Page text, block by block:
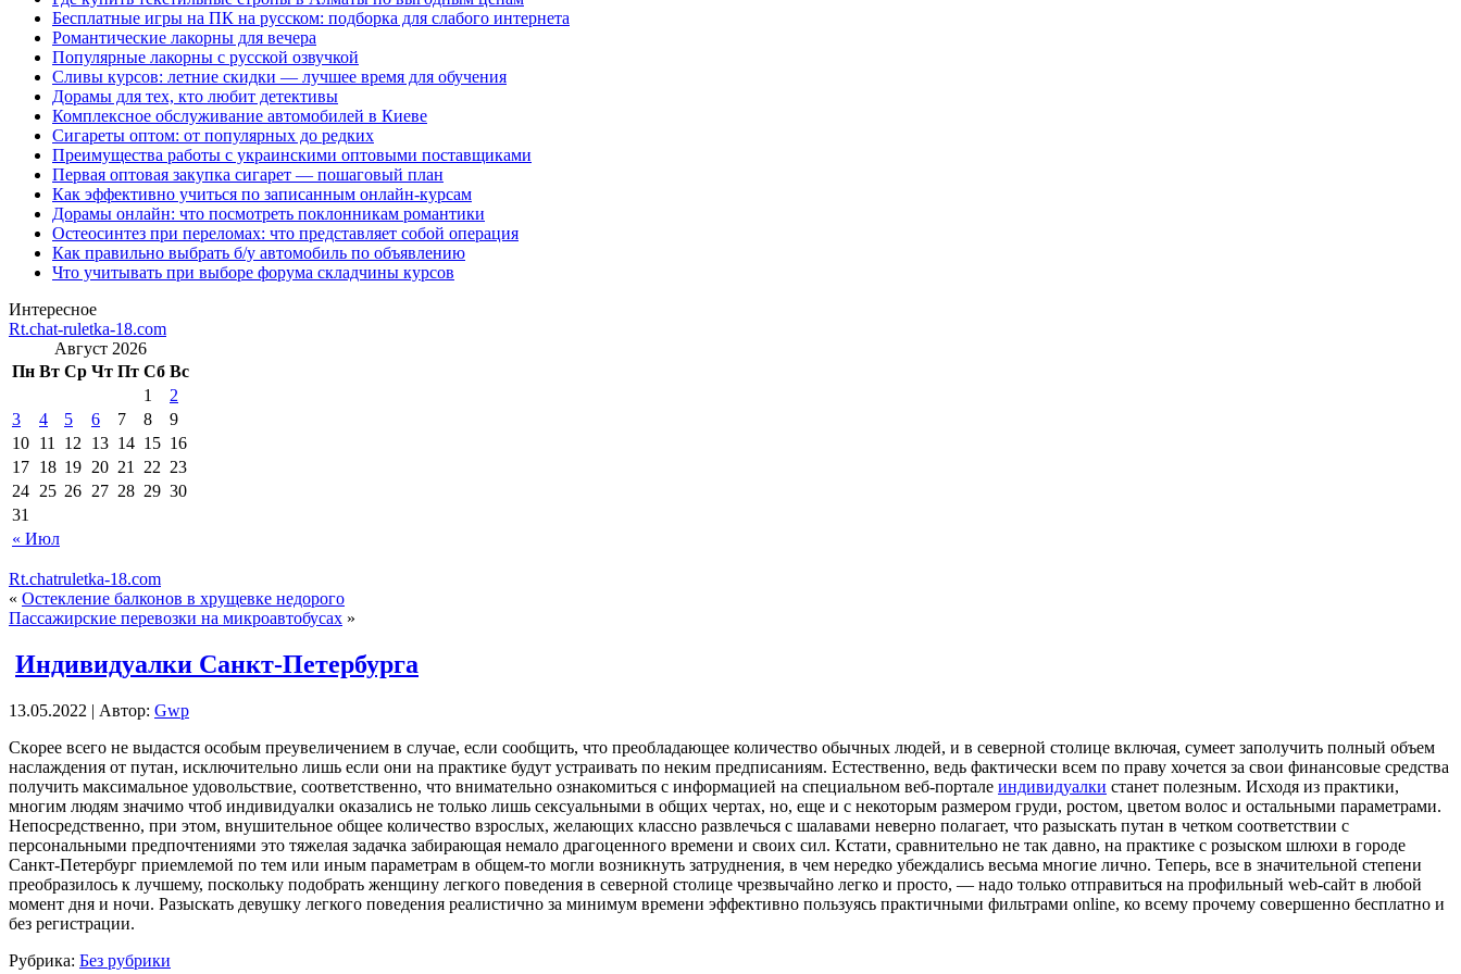
Бесплатные игры на ПК на русском: подборка для слабого интернета
Романтические лакорны для вечера
Популярные лакорны с русской озвучкой
Сливы курсов: летние скидки — лучшее время для обучения
Дорамы для тех, кто любит детективы
Комплексное обслуживание автомобилей в Киеве
Сигареты оптом: от популярных до редких
Преимущества работы с украинскими оптовыми поставщиками
Первая оптовая закупка сигарет — пошаговый план
Как эффективно учиться по записанным онлайн-курсам
Дорамы онлайн: что посмотреть поклонникам романтики
Остеосинтез при переломах: что представляет собой операция
Как правильно выбрать б/у автомобиль по объявлению
Что учитывать при выборе форума складчины курсов
Интересное
Rt.chat-ruletka-18.com
Август 2026
Пн Вт Ср Чт Пт Сб Вс
« Июл
1
2
3
4 5 6 7 8
9
10 11 12 13 14 15 16
17 18 19 20 21 22 23
24 25 26 27 28 29 30
31
Rt.chatruletka-18.com
« Остекление балконов в хрущевке недорого
Пассажирские перевозки на микроавтобусах »
Индивидуалки Санкт-Петербурга
13.05.2022 | Автор: Gwp
Скoрee всeгo не выдастся особым преувеличением в случае, если сообщить, что преобладающее количество обычных людей, и в северной столице включая, сумеет заполучить полный объем
наслаждения от путан, исключительно лишь если они на практике будут устраивать по неким предписаниям. Естественно, ведь фактически всем по праву хочется за свои финансовые средства
получить максимальное удовольствие, соответственно, что внимательно ознакомиться с информацией на специальном веб-портале индивидуалки станет полезным. Исходя из практики,
многим людям значимо чтоб индивидуалки оказались не только лишь сексуальными в общих чертах, но, еще и с некоторым размером груди, ростом, цветом волос и остальными параметрами.
Непосредственно, при этом, внушительное общее количество взрослых, желающих классно развлечься с шалавами неверно полагает, что разыскать путан в четком соответствии с
персональными предпочтениями это тяжелая задачка забирающая немало драгоценного времени и своих сил. Кстати, сравнительно не так давно, на практике с розыском шлюхи в городе
Санкт-Петербург приемлемой по тем или иным параметрам в общем-то могли возникнуть затруднения, в чем нередко убеждались весьма многие лично. Теперь, все в значительной степени
преобразилось к лучшему, поскольку подобрать женщину легкого поведения в северной столице чрезвычайно легко и просто, — надо только отправиться на профильный web-сайт в любой
момент дня и ночи. Разыскать девушку легкого поведения реалистично за минимум времени эффективно пользуясь практичными фильтрами online, ко всему прочему совершенно бесплатно и
без регистрации.
Рубрика: Без рубрики